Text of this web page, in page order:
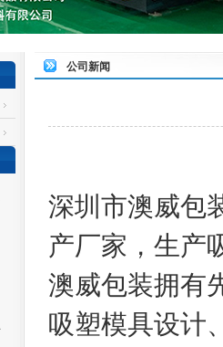
公司新闻
深圳市澳威包
产厂家，生产
澳威包装拥有
吸塑模具设计